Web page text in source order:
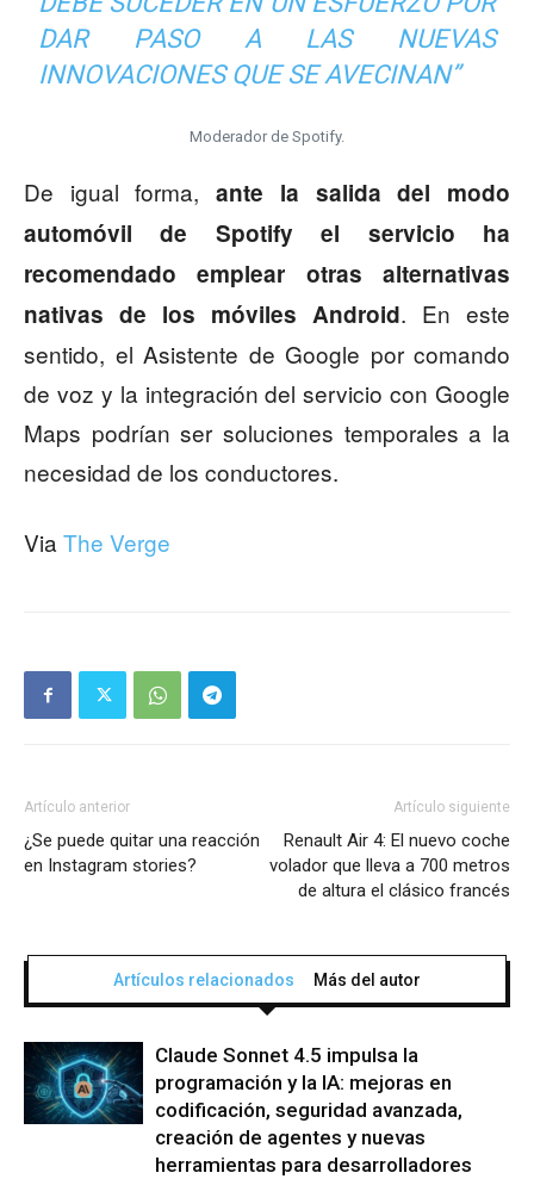
DAR PASO A LAS NUEVAS
INNOVACIONES QUE SE AVECINAN”
Moderador de Spotify.
De igual forma,ante la salida del modo
automóvil de Spotify el servicio ha
recomendado emplear otras alternativas
nativas de los móviles Android. En este
sentido, el Asistente de Google por comando
de voz y la integración del servicio con Google
Maps podrían ser soluciones temporales a la
necesidad de los conductores.
Via The Verge
Artículo anterior
¿Se puede quitar una reacción
en Instagram stories?
Artículo siguiente
Renault Air 4: El nuevo coche
volador que lleva a 700 metros
de altura el clásico francés
Artículos relacionados Más del autor
Claude Sonnet 4.5 impulsa la
programación y la IA: mejoras en
codificación, seguridad avanzada,
creación de agentes y nuevas
herramientas para desarrolladores